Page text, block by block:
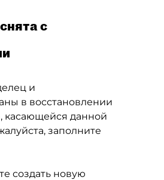
с
и
в восстановлении
касающейся данной
заполните
создать новую